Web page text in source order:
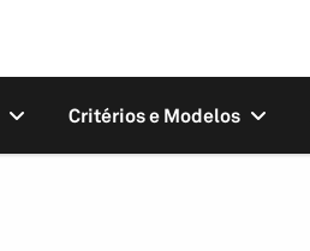
Critérios e Modelos